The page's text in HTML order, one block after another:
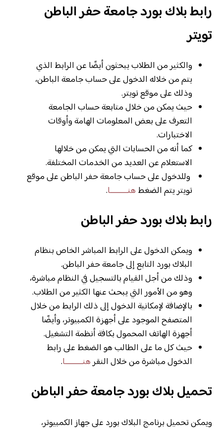
رابط بلاك بورد جامعة حفر الباطن
تويتر
والكثير من الطلاب يبحثون أيضًا عن الرابط الذي
يتم من خلاله الدخول على حساب جامعة الباطن،
وذلك على موقع تويتر.
حيث يمكن من خلال متابعة حساب الجامعة
التعرف على بعض المعلومات الهامة وأوقات
الاختبارات.
كما أنه من الحسابات التي يمكن من خلالها
الاستعلام عن العديد من الخدمات المختلفة.
وللدخول على حساب جامعة حفر الباطن على موقع
تويتر يتم الضغط هنـــــــــا.
رابط بلاك بورد حفر الباطن
ويمكن الدخول على الرابط المباشر الخاص بنظام
البلاك بورد التابع إلى جامعة حفر الباطن.
وذلك من أجل القيام بالتسجيل في النظام مباشرة،
وهو من الأمور التي يبحث عنها الكثير من الطلاب.
بالإضافة لإمكانية الدخول إلى ذلك الرابط من خلال
المتصفح الموجود على أجهزة الكمبيوتر، وأيضًا
أجهزة الهاتف المحمول بكافة أنظمة التشغيل.
حيث كل ما على الطالب هو الضغط على رابط
الدخول مباشرة من خلال النقرهنـــــــــا.
تحميل بلاك بورد جامعة حفر الباطن
ويمكن تحميل برنامج البلاك بورد على جهاز الكمبيوتر،